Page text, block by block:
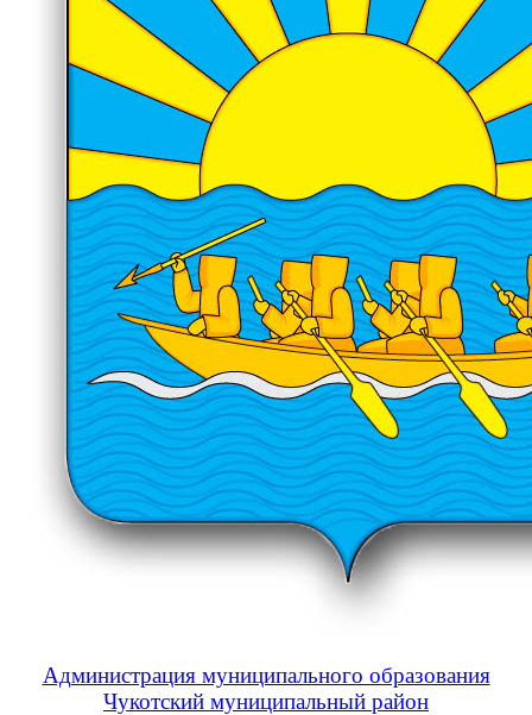
Администрация муниципального образования
Чукотский муниципальный район